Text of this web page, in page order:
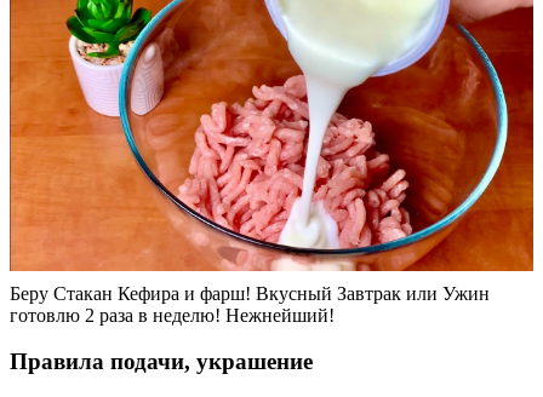
Беру Стакан Кефира и фарш! Вкусный Завтрак или Ужин
готовлю 2 раза в неделю! Нежнейший!
Правила подачи, украшение